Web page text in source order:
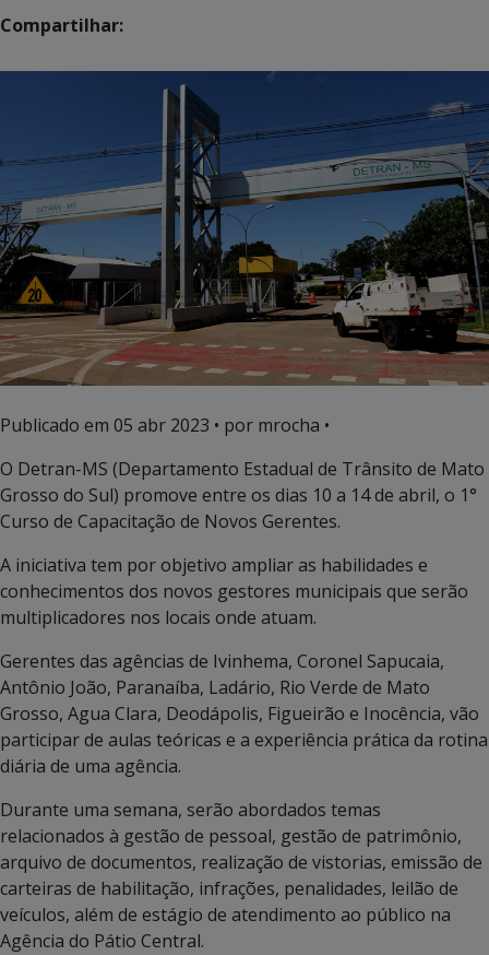
Compartilhar:
Publicado em 05 abr 2023 • por mrocha •
O Detran-MS (Departamento Estadual de Trânsito de Mato
Grosso do Sul) promove entre os dias 10 a 14 de abril, o 1°
Curso de Capacitação de Novos Gerentes.
A iniciativa tem por objetivo ampliar as habilidades e
conhecimentos dos novos gestores municipais que serão
multiplicadores nos locais onde atuam.
Gerentes das agências de Ivinhema, Coronel Sapucaia,
Antônio João, Paranaíba, Ladário, Rio Verde de Mato
Grosso, Agua Clara, Deodápolis, Figueirão e Inocência, vão
participar de aulas teóricas e a experiência prática da rotina
diária de uma agência.
Durante uma semana, serão abordados temas
relacionados à gestão de pessoal, gestão de patrimônio,
arquivo de documentos, realização de vistorias, emissão de
carteiras de habilitação, infrações, penalidades, leilão de
veículos, além de estágio de atendimento ao público na
Agência do Pátio Central.